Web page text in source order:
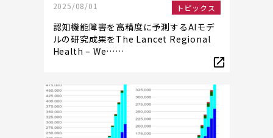
2025/08/01 トピックス
認知機能障害を高精度に予測するAIモデ
ルの研究成果をThe Lancet Regional
Health – We……